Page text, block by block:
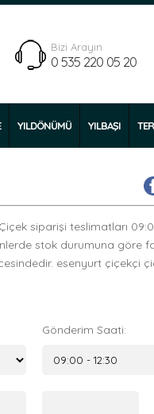
Bizi Arayın
0 535 220 05 20
YILDÖNÜMÜ YILBAŞI
siparişi teslimatları
stok durumuna göre
esenyurt çiçekçi
Gönderim Saati: